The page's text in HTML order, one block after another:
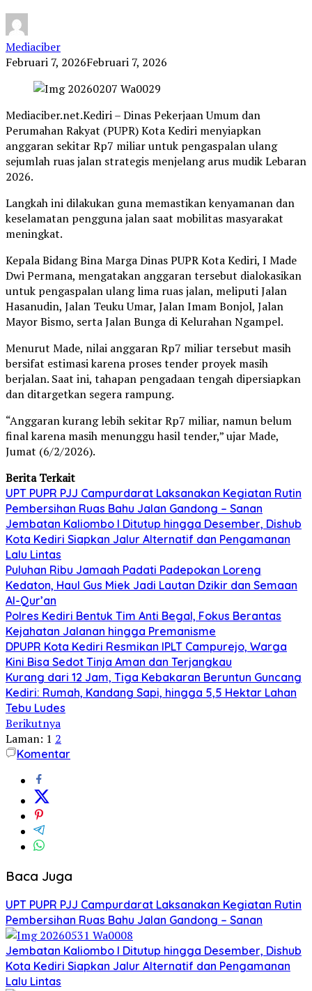
Mediaciber
Februari 7, 2026Februari 7, 2026
Mediaciber.net.Kediri – Dinas Pekerjaan Umum dan
Perumahan Rakyat (PUPR) Kota Kediri menyiapkan
anggaran sekitar Rp7 miliar untuk pengaspalan ulang
sejumlah ruas jalan strategis menjelang arus mudik Lebaran
2026.
Langkah ini dilakukan guna memastikan kenyamanan dan
keselamatan pengguna jalan saat mobilitas masyarakat
meningkat.
Kepala Bidang Bina Marga Dinas PUPR Kota Kediri, I Made
Dwi Permana, mengatakan anggaran tersebut dialokasikan
untuk pengaspalan ulang lima ruas jalan, meliputi Jalan
Hasanudin, Jalan Teuku Umar, Jalan Imam Bonjol, Jalan
Mayor Bismo, serta Jalan Bunga di Kelurahan Ngampel.
Menurut Made, nilai anggaran Rp7 miliar tersebut masih
bersifat estimasi karena proses tender proyek masih
berjalan. Saat ini, tahapan pengadaan tengah dipersiapkan
dan ditargetkan segera rampung.
“Anggaran kurang lebih sekitar Rp7 miliar, namun belum
final karena masih menunggu hasil tender,” ujar Made,
Jumat (6/2/2026).
Berita Terkait
UPT PUPR PJJ Campurdarat Laksanakan Kegiatan Rutin
Pembersihan Ruas Bahu Jalan Gandong – Sanan
Jembatan Kaliombo I Ditutup hingga Desember, Dishub
Kota Kediri Siapkan Jalur Alternatif dan Pengamanan
Lalu Lintas
Puluhan Ribu Jamaah Padati Padepokan Loreng
Kedaton, Haul Gus Miek Jadi Lautan Dzikir dan Semaan
Al-Qur’an
Polres Kediri Bentuk Tim Anti Begal, Fokus Berantas
Kejahatan Jalanan hingga Premanisme
DPUPR Kota Kediri Resmikan IPLT Campurejo, Warga
Kini Bisa Sedot Tinja Aman dan Terjangkau
Kurang dari 12 Jam, Tiga Kebakaran Beruntun Guncang
Kediri: Rumah, Kandang Sapi, hingga 5,5 Hektar Lahan
Tebu Ludes
Berikutnya
Laman: 1 2
Komentar
Baca Juga
UPT PUPR PJJ Campurdarat Laksanakan Kegiatan Rutin
Pembersihan Ruas Bahu Jalan Gandong – Sanan
Jembatan Kaliombo I Ditutup hingga Desember, Dishub
Kota Kediri Siapkan Jalur Alternatif dan Pengamanan
Lalu Lintas